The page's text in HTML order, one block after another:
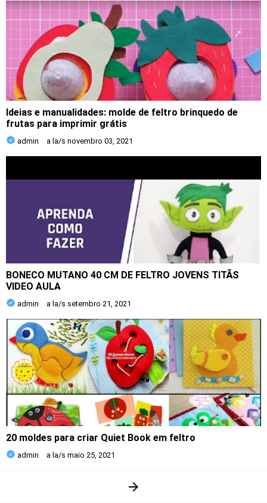
Ideias e manualidades: molde de feltro brinquedo de
frutas para imprimir grátis
admin a la/s novembro 03, 2021
BONECO MUTANO 40 CM DE FELTRO JOVENS TITÃS
VIDEO AULA
admin a la/s setembro 21, 2021
20 moldes para criar Quiet Book em feltro
admin a la/s maio 25, 2021